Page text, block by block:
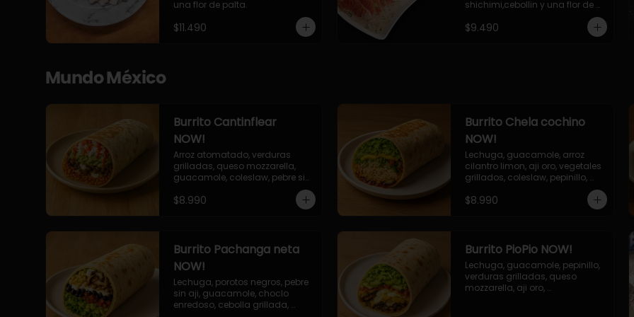
una flor de palta.
$11.490
shichimi,cebollin y una flor de
$9.490
Mundo México
Burrito Cantinflear
NOW!
Arroz atomatado, verduras
grilladas, queso mozzarella,
guacamole, coleslaw, pebre sin
$8.990
Burrito Chela cochino
NOW!
Lechuga, guacamole, arroz
cilantro limon, aji oro, vegetales
grillados, coleslaw, pepinillo,
$8.990
Burrito Pachanga neta
NOW!
Lechuga, porotos negros, pebre
sin aji, guacamole, choclo
enredoso, cebolla grillada,
Burrito PioPio NOW!
Lechuga, guacamole, pepinillo,
verduras grilladas, queso
mozzarella, aji oro,